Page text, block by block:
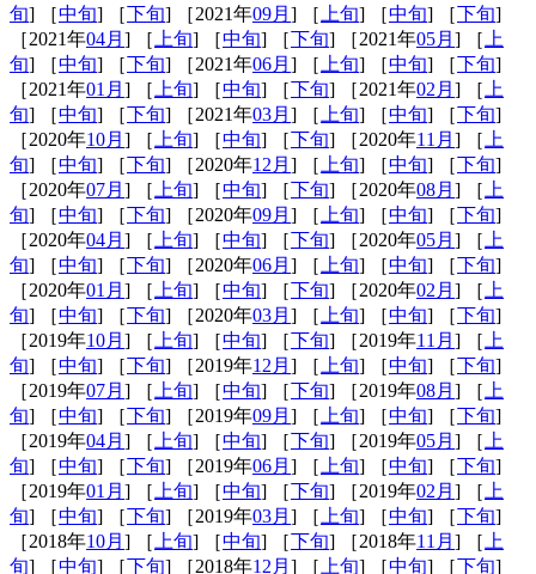
旬] ［中旬] ［下旬] ［2021年09月 ] ［ 上旬] ［中旬] ［下旬]
［2021年04月 ] ［ 上旬] ［中旬] ［下旬] ［2021年05月 ] ［ 上
旬] ［中旬] ［下旬] ［2021年06月 ] ［ 上旬] ［中旬] ［下旬]
［2021年01月 ] ［ 上旬] ［中旬] ［下旬] ［2021年02月 ] ［ 上
旬] ［中旬] ［下旬] ［2021年03月 ] ［ 上旬] ［中旬] ［下旬]
［2020年10月 ] ［ 上旬] ［中旬] ［下旬] ［2020年11月 ] ［ 上
旬] ［中旬] ［下旬] ［2020年12月 ] ［ 上旬] ［中旬] ［下旬]
［2020年07月 ] ［ 上旬] ［中旬] ［下旬] ［2020年08月 ] ［ 上
旬] ［中旬] ［下旬] ［2020年09月 ] ［ 上旬] ［中旬] ［下旬]
［2020年04月 ] ［ 上旬] ［中旬] ［下旬] ［2020年05月 ] ［ 上
旬] ［中旬] ［下旬] ［2020年06月 ] ［ 上旬] ［中旬] ［下旬]
［2020年01月 ] ［ 上旬] ［中旬] ［下旬] ［2020年02月 ] ［ 上
旬] ［中旬] ［下旬] ［2020年03月 ] ［ 上旬] ［中旬] ［下旬]
［2019年10月 ] ［ 上旬] ［中旬] ［下旬] ［2019年11月 ] ［ 上
旬] ［中旬] ［下旬] ［2019年12月 ] ［ 上旬] ［中旬] ［下旬]
［2019年07月 ] ［ 上旬] ［中旬] ［下旬] ［2019年08月 ] ［ 上
旬] ［中旬] ［下旬] ［2019年09月 ] ［ 上旬] ［中旬] ［下旬]
［2019年04月 ] ［ 上旬] ［中旬] ［下旬] ［2019年05月 ] ［ 上
旬] ［中旬] ［下旬] ［2019年06月 ] ［ 上旬] ［中旬] ［下旬]
［2019年01月 ] ［ 上旬] ［中旬] ［下旬] ［2019年02月 ] ［ 上
旬] ［中旬] ［下旬] ［2019年03月 ] ［ 上旬] ［中旬] ［下旬]
［2018年10月 ] ［ 上旬] ［中旬] ［下旬] ［2018年11月 ] ［ 上
旬] ［中旬] ［下旬] ［2018年12月 ] ［ 上旬] ［中旬] ［下旬]